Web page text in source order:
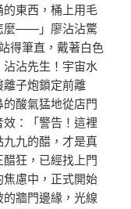
東西，桶上用毛
麼——」廖沾沾驚
得筆直，戴著白色
沾先生！宇宙水
子炮鎖定前離
酸氣猛地從店門
：「警告！這裡
九的醋，才是真
狂，已經找上門
慮中，正式開始
牆門邊緣，光線